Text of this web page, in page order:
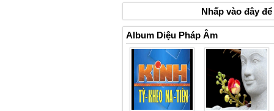
Nhấp vàođâyđể
Album Diệu Pháp Âm